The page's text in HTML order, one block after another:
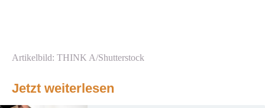
Artikelbild: THINK A/Shutterstock
Jetzt weiterlesen